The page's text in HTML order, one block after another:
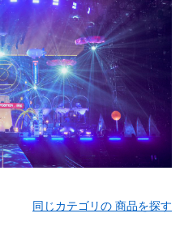
同じカテゴリの 商品を探す